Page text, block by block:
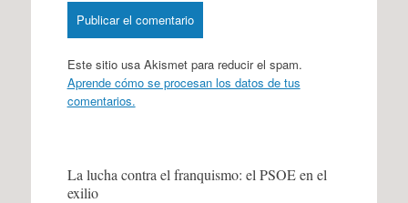
Este sitio usa Akismet para reducir el spam.
Aprende cómo se procesan los datos de tus
comentarios.
La lucha contra el franquismo: el PSOE en el
exilio